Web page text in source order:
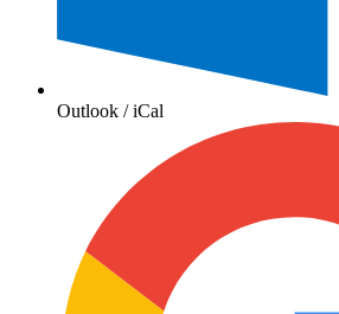
Outlook / iCal